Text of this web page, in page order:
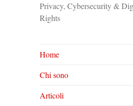
Privacy, Cybersecurity &
Rights
Home
Chi sono
Articoli